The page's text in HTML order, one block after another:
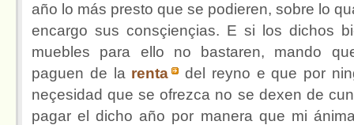
año lo más presto que se podieren, sobre lo
encargo sus consçiençias. E si los dichos
muebles para ello no bastaren, mando
paguen de la renta
del reyno e que por
neçesidad que se ofrezca no se dexen de
pagar el dicho año por manera que mi